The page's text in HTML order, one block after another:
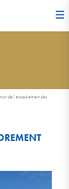
de l’encadrement des